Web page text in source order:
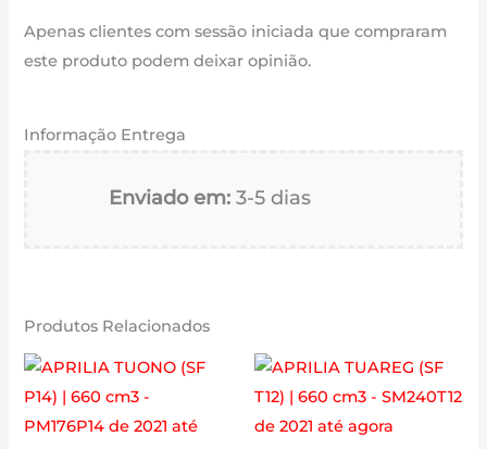
Apenas clientes com sessão iniciada que compraram
este produto podem deixar opinião.
Informação Entrega
Enviado em: 3-5 dias
Produtos Relacionados